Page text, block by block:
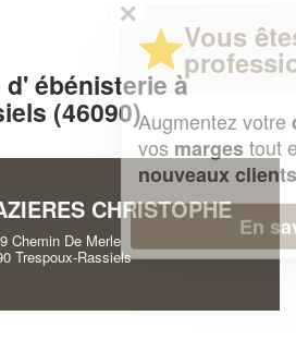
ébénisterie à
(46090)
CHRISTOPHE
Chemin De Merle
Trespoux-Rassiels
Vous êtes un
professionnel ?
votrechiffre d'affaireset
tout en gagnant de
En savoir plus